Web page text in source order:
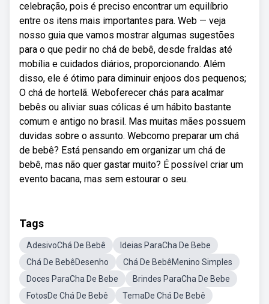
celebração, pois é preciso encontrar um equilíbrio
entre os itens mais importantes para. Web — veja
nosso guia que vamos mostrar algumas sugestões
para o que pedir no chá de bebê, desde fraldas até
mobília e cuidados diários, proporcionando. Além
disso, ele é ótimo para diminuir enjoos dos pequenos;
O chá de hortelã. Weboferecer chás para acalmar
bebês ou aliviar suas cólicas é um hábito bastante
comum e antigo no brasil. Mas muitas mães possuem
duvidas sobre o assunto. Webcomo preparar um chá
de bebê? Está pensando em organizar um chá de
bebê, mas não quer gastar muito? É possível criar um
evento bacana, mas sem estourar o seu.
Tags
AdesivoChá De Bebê
Ideias ParaCha De Bebe
Chá De BebêDesenho
Chá De BebêMenino Simples
Doces ParaCha De Bebe
Brindes ParaCha De Bebe
FotosDe Chá De Bebê
TemaDe Chá De Bebê